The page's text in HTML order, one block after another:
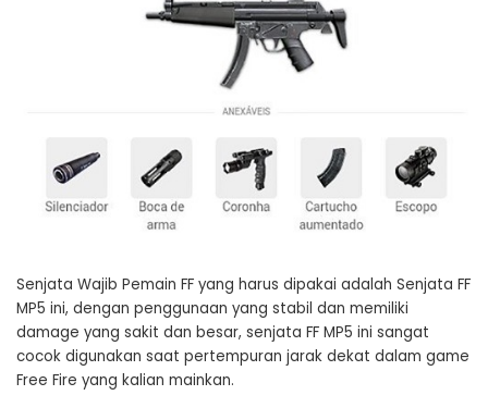
Senjata Wajib Pemain FF yang harus dipakai adalah Senjata FF
MP5 ini, dengan penggunaan yang stabil dan memiliki
damage yang sakit dan besar, senjata FF MP5 ini sangat
cocok digunakan saat pertempuran jarak dekat dalam game
Free Fire yang kalian mainkan.